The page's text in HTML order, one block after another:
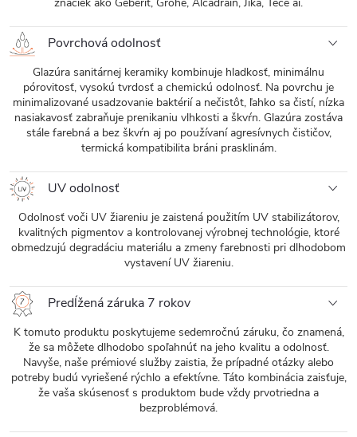
Povrchová odolnosť
Glazúra sanitárnej keramiky kombinuje hladkosť, minimálnu
pórovitosť, vysokú tvrdosť a chemickú odolnosť. Na povrchu je
minimalizované usadzovanie baktérií a nečistôt, ľahko sa čistí, nízka
nasiakavosť zabraňuje prenikaniu vlhkosti a škvŕn. Glazúra zostáva
stále farebná a bez škvŕn aj po používaní agresívnych čističov,
termická kompatibilita bráni prasklinám.
UV odolnosť
Odolnosť voči UV žiareniu je zaistená použitím UV stabilizátorov,
kvalitných pigmentov a kontrolovanej výrobnej technológie, ktoré
obmedzujú degradáciu materiálu a zmeny farebnosti pri dlhodobom
vystavení UV žiareniu.
Predĺžená záruka 7 rokov
K tomuto produktu poskytujeme sedemročnú záruku, čo znamená,
že sa môžete dlhodobo spoľahnúť na jeho kvalitu a odolnosť.
Navyše, naše prémiové služby zaistia, že prípadné otázky alebo
potreby budú vyriešené rýchlo a efektívne. Táto kombinácia zaisťuje,
že vaša skúsenosť s produktom bude vždy prvotriedna a
bezproblémová.